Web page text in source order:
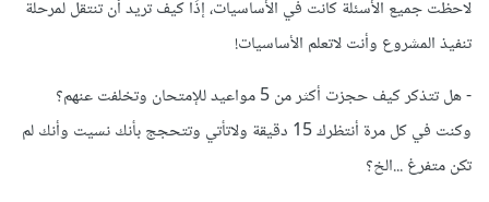
لاحظت جميع الأسئلة كانت في الأساسيات، إذًا كيف تريد أن تنتقل لمرحلة
تنفيذ المشروع وأنت لاتعلم الأساسيات!
- هل تتذكر كيف حجزت أكثر من 5 مواعيد للإمتحان وتخلفت عنهم؟
وكنت في كل مرة أنتظرك 15 دقيقة ولاتأتي وتتحجج بأنك نسيت وأنك لم
تكن متفرغ ...الخ؟